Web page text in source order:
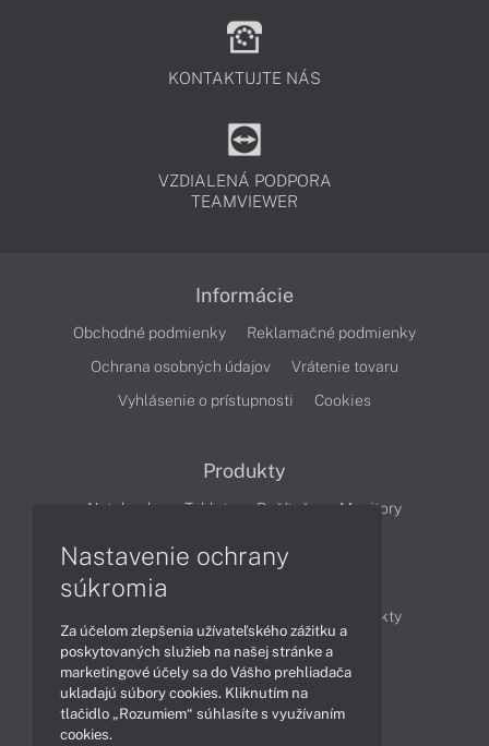
KONTAKTUJTE NÁS
VZDIALENÁ PODPORA
TEAMVIEWER
Informácie
Obchodné podmienky
Reklamačné podmienky
Ochrana osobných údajov
Vrátenie tovaru
Vyhlásenie o prístupnosti
Cookies
Produkty
Notebooky Tablety Počítače Monitory
Produkty
Technológie
Videá
Obsah
Nastavenie ochrany
súkromia
Za účelom zlepšenia užívateľského zážitku a
poskytovaných služieb na našej stránke a
marketingové účely sa do Vášho prehliadača
ukladajú súbory cookies. Kliknutím na
tlačidlo „Rozumiem“ súhlasíte s využívaním
cookies.